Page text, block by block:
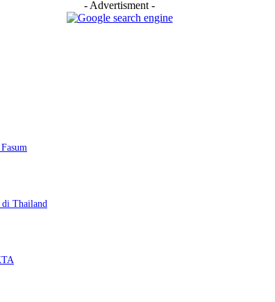
- Advertisment -
di Thailand